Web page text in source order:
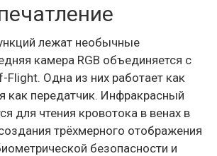
лежат необычные
камера RGB объединяется с
Одна из них работает как
как передатчик. Инфракрасный
для чтения кровотока в венах в
трёхмерного отображения
безопасности и